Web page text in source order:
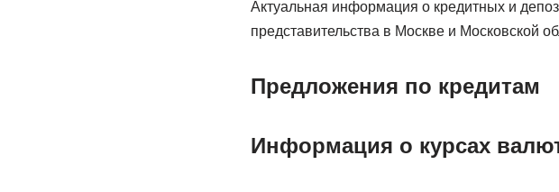
Актуальная информация о кредитных и
представительства в Москве и Московской
Предложения по кредитам
Информация о курсах